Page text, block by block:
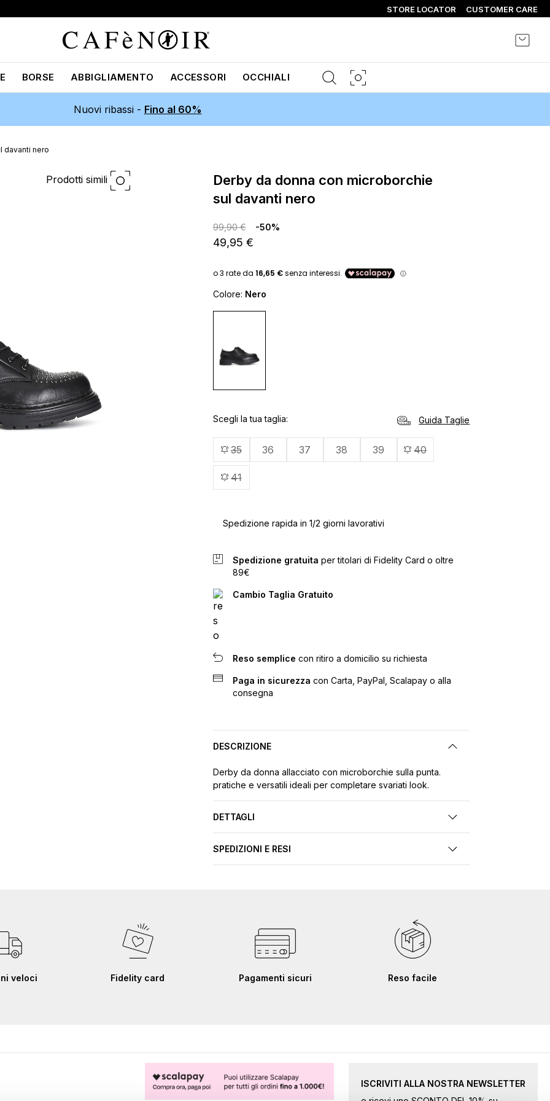
STORE LOCATOR CUSTOMER CARE
BORSE ABBIGLIAMENTO ACCESSORI OCCHIALI
Nuovi ribassi - Fino al 60%
davanti nero
Prodotti simili
derby da donna con microborchie
sul davanti nero
99,90 € -50%
49,95 €
Colore: Nero
Scegli la tua taglia
35 36 37 38 39 40
41
Guida Taglie
Spedizione rapida in 1/2 giorni lavorativi
Spedizione gratuita per titolari di Fidelity Card o oltre
89€
Cambio Taglia Gratuito
Reso semplice con ritiro a domicilio su richiesta
Paga in sicurezza con Carta, PayPal, Scalapay o alla
consegna
DESCRIZIONE
Derby da donna allacciato con microborchie sulla punta.
pratiche e versatili ideali per completare svariati look.
DETTAGLI
SPEDIZIONI E RESI
veloci Fidelity card Pagamenti sicuri Reso facile
ISCRIVITI ALLA NOSTRA NEWSLETTER